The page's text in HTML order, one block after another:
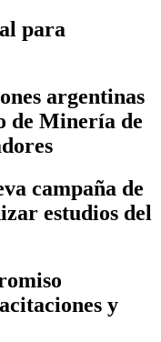
para
argentinas
de Minería de
campaña de
estudios del
y